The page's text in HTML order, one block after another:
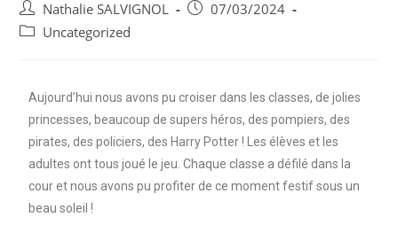
Nathalie SALVIGNOL
07/03/2024
Uncategorized
Aujourd’hui nous avons pu croiser dans les classes, de jolies
princesses, beaucoup de supers héros, des pompiers, des
pirates, des policiers, des Harry Potter ! Les élèves et les
adultes ont tous joué le jeu. Chaque classe a défilé dans la
cour et nous avons pu profiter de ce moment festif sous un
beau soleil !